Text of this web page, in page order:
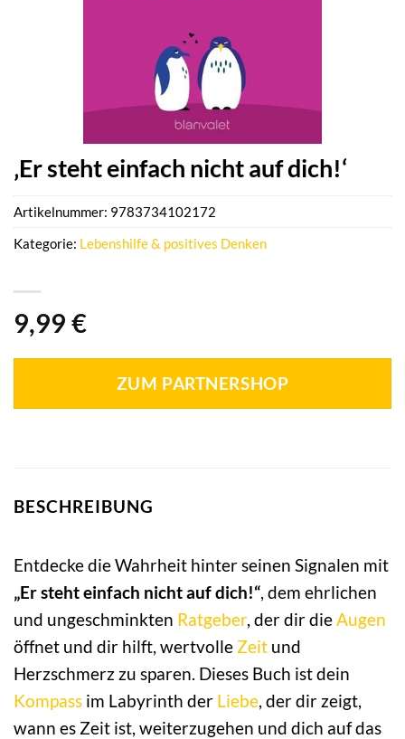
‚Er steht einfach nicht auf dich!‘
9,99 €
ZUM PARTNERSHOP
Artikelnummer: 9783734102172
Kategorie: Lebenshilfe & positives Denken
BESCHREIBUNG
Entdecke die Wahrheit hinter seinen Signalen mit
„Er steht einfach nicht auf dich!“ , dem ehrlichen
und ungeschminkten Ratgeber, der dir die Augen
öffnet und dir hilft, wertvolle Zeit und
Herzschmerz zu sparen. Dieses Buch ist dein
Kompass im Labyrinth der Liebe , der dir zeigt,
wann es Zeit ist, weiterzugehen und dich auf das